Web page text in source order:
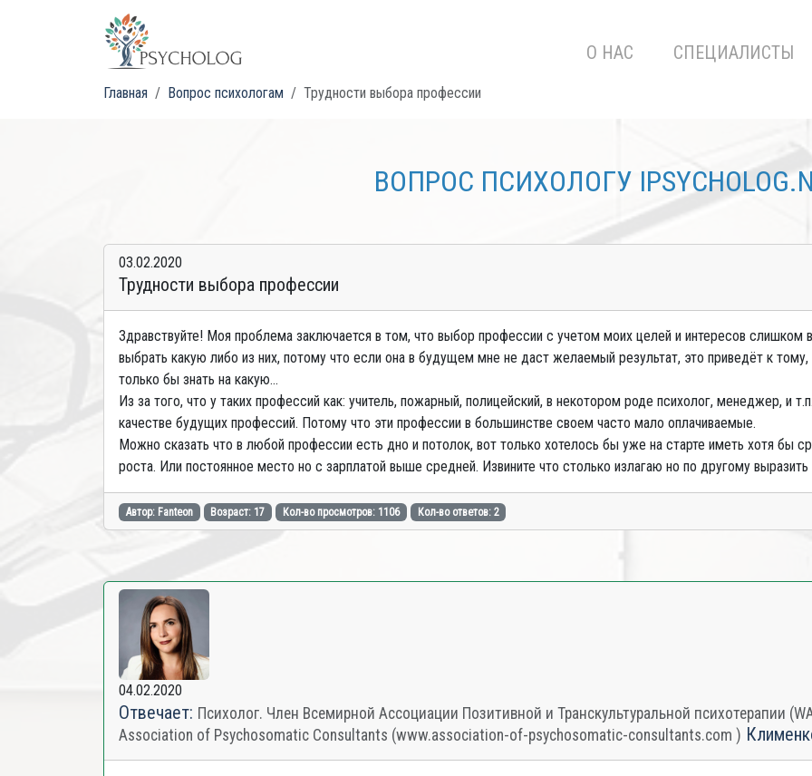
О НАС СПЕЦИАЛИСТЫ
Главная Вопрос психологам Трудности выбора профессии
ВОПРОС ПСИХОЛОГУ
03.02.2020
Трудности выбора профессии
Здравствуйте! Моя проблема заключается в том, что выбор профессии с учетом моих целей и интересов слишком
выбрать какую либо из них, потому что если она в будущем мне не даст желаемый результат, это приведёт к
только бы знать на какую...
Из за того, что у таких профессий как: учитель, пожарный, полицейский, в некотором роде психолог, менеджер, и
качестве будущих профессий. Потому что эти профессии в большинстве своем часто мало оплачиваемые.
Можно сказать что в любой профессии есть дно и потолок, вот только хотелось бы уже на старте иметь хотя бы
роста. Или постоянное место но с зарплатой выше средней. Извините что столько излагаю но по другому
Автор: Fanteon Возраст: 17 Кол-во просмотров: 1106 Кол-во ответов: 2
04.02.2020
Отвечает: Психолог. Член Всемирной Ассоциации Позитивной и Транскультуральной психотерапии
Association of Psychosomatic Consultants (www.association-of-psychosomatic-consultants.com )